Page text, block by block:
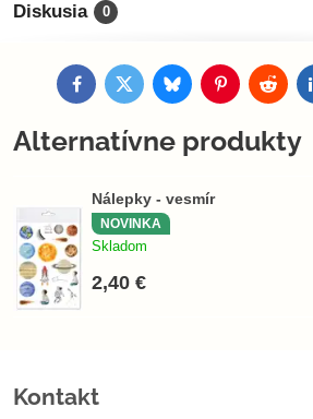
Diskusia 0
FacebookTwitterBlueskyPinterestReddit
Alternatívne produkty
Nálepky - vesmír
NOVINKA
Skladom
2,40 €
Kontakt